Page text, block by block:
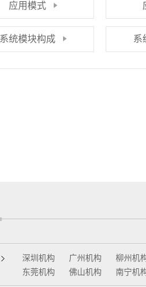
应用模式
系统模块构成 系
深圳机构 广州机构 柳州机
东莞机构
佛山机构 南宁机